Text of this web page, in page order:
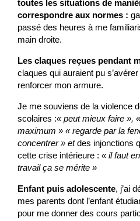
toutes les situations de
correspondre aux normes :
passé des heures à me
main droite.
Les claques reçues pendant
claques qui auraient pu
renforcer mon armure.
Je me souviens de la violence
scolaires :« peut mieux faire »,
maximum » « regarde par la
concentrer » etdes injonctions
cette crise intérieure : « il faut
travail ça se mérite »
Enfant puis adolescente, j’ai
mes parents dont l’enfant
pour me donner des cours